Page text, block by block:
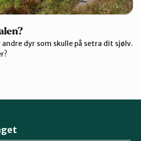
dyr som skulle på setra dit sjølv.